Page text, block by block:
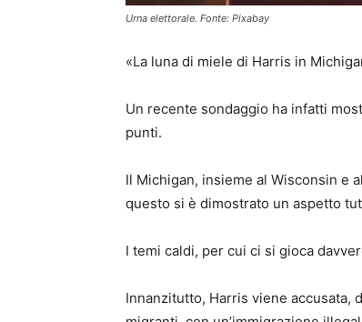
Urna elettorale. Fonte: Pixabay
«La luna di miele di Harris in
Un recente sondaggio ha infatti
punti.
Il Michigan, insieme al Wisconsin e
questo si è dimostrato un aspetto
I temi caldi, per cui ci si gioca
Innanzitutto, Harris viene accusata,